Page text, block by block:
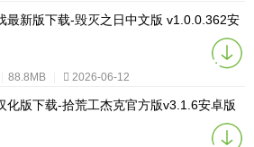
最新版下载-毁灭之日中文版 v1.0.0.362安
88.8MB 2026-06-12
化版下载-拾荒工杰克官方版v3.1.6安卓版